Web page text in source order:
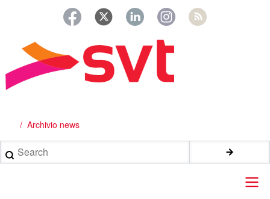
principale
Briciole
di
pane
Archivio news
Search